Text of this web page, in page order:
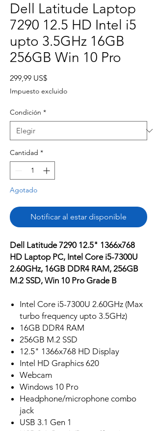
Dell Latitude Laptop
7290 12.5 HD Intel i5
upto 3.5GHz 16GB
256GB Win 10 Pro
299,99 US$Precio
Impuesto excluido
Condición *
Cantidad *
Agotado
Notificar al estar disponible
Dell Latitude 7290 12.5" 1366x768
HD Laptop PC, Intel Core i5-7300U
2.60GHz, 16GB DDR4 RAM, 256GB
M.2 SSD, Win 10 Pro Grade B
Intel Core i5-7300U 2.60GHz (Max
turbo frequency upto 3.5GHz)
16GB DDR4 RAM
256GB M.2 SSD
12.5" 1366x768 HD Display
Intel HD Graphics 620
Webcam
Windows 10 Pro
Headphone/microphone combo
jack
USB 3.1 Gen 1